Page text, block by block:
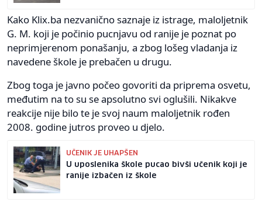
Kako Klix.ba nezvanično saznaje iz istrage, maloljetnik
G. M. koji je počinio pucnjavu od ranije je poznat po
neprimjerenom ponašanju, a zbog lošeg vladanja iz
navedene škole je prebačen u drugu.
Zbog toga je javno počeo govoriti da priprema osvetu,
međutim na to su se apsolutno svi oglušili. Nikakve
reakcije nije bilo te je svoj naum maloljetnik rođen
2008. godine jutros proveo u djelo.
UČENIK JE UHAPŠEN
U uposlenika škole pucao bivši učenik koji je
ranije izbačen iz škole